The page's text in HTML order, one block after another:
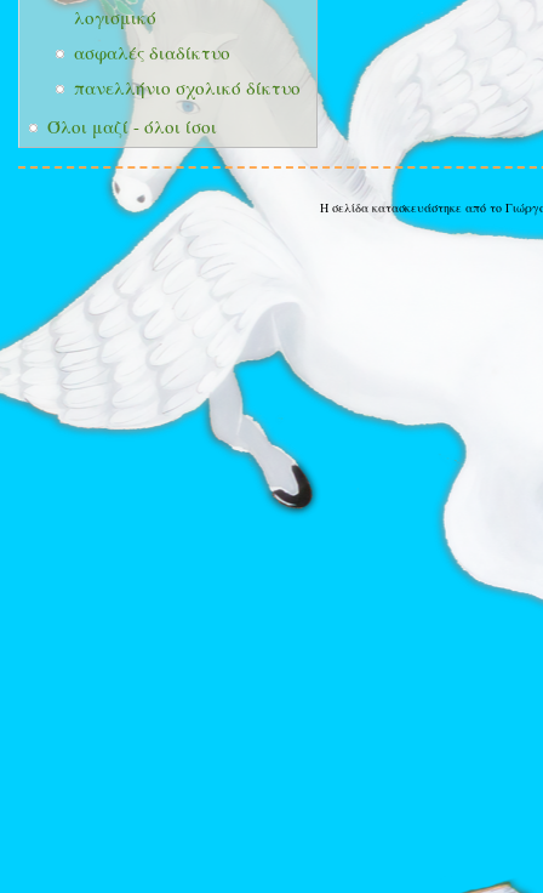
λογισμικό
ασφαλές διαδίκτυο
πανελλήνιο σχολικό δίκτυο
Όλοι μαζί - όλοι ίσοι
Η σελίδα κατασκευάστηκε από το